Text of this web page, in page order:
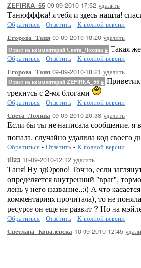
ZEFIRKA_55 09-09-2010-17:52 удалить
Танюфффка! я тебя и здесь нашла!
Обратиться - Ответить - К полной версии
Егорова_Таня 09-09-2010-18:20 удалить
Ответ на комментарий Света_Лохина # Такая
Обратиться - Ответить - К полной версии
Егорова_Таня 09-09-2010-18:21 удалить
Ответ на комментарий ZEFIRKA_55 #
трекнусь с 2-мя блогами
Обратиться - Ответить - К полной версии
Света_Лохина 09-09-2010-20:38 удалить
Если бы ты не написала сообщение. я
попала. случайно удалила код своего
Обратиться - Ответить - К полной версии
tlf23 10-09-2010-12:12 удалить
Таня! Ну здОрово! Точно, если
определяется внутренний "враг",
лень у него название..:)) А что
комментариях прочитала), то не
ресурсе он еще не развит ? Но на
Обратиться - Ответить - К полной версии
Светлана_Ковалевска 10-09-2010-12:45